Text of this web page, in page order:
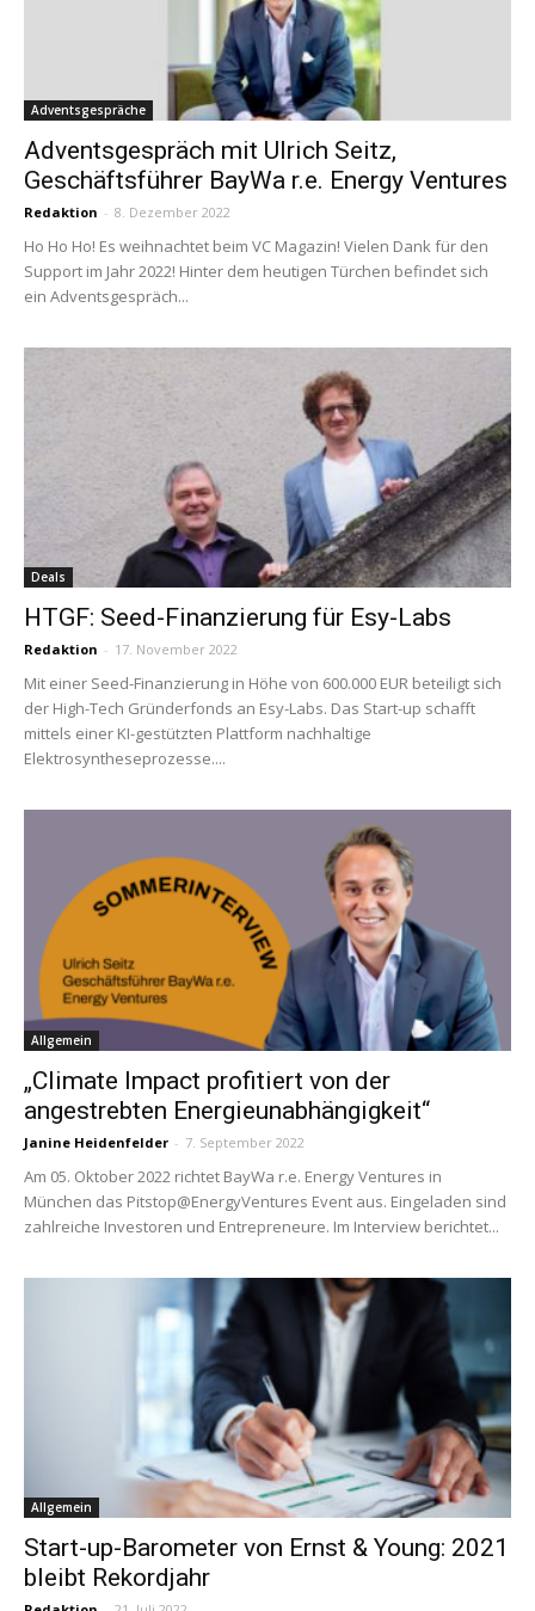
Adventsgespräche
Adventsgespräch mit Ulrich Seitz,
Geschäftsführer BayWa r.e. Energy Ventures
Redaktion - 8. Dezember 2022
Ho Ho Ho! Es weihnachtet beim VC Magazin! Vielen Dank für den
Support im Jahr 2022! Hinter dem heutigen Türchen befindet sich
ein Adventsgespräch...
Deals
HTGF: Seed-Finanzierung für Esy-Labs
Redaktion - 17. November 2022
Mit einer Seed-Finanzierung in Höhe von 600.000 EUR beteiligt sich
der High-Tech Gründerfonds an Esy-Labs. Das Start-up schafft
mittels einer KI-gestützten Plattform nachhaltige
Elektrosyntheseprozesse....
Allgemein
„Climate Impact profitiert von der
angestrebten Energieunabhängigkeit“
Janine Heidenfelder - 7. September 2022
Am 05. Oktober 2022 richtet BayWa r.e. Energy Ventures in
München das Pitstop@EnergyVentures Event aus. Eingeladen sind
zahlreiche Investoren und Entrepreneure. Im Interview berichtet...
Allgemein
Start-up-Barometer von Ernst & Young: 2021
bleibt Rekordjahr